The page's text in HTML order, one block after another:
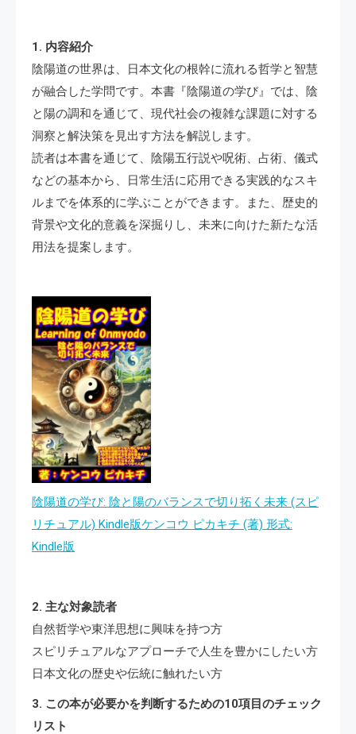
1. 内容紹介
陰陽道の世界は、日本文化の根幹に流れる哲学と智慧
が融合した学問です。本書『陰陽道の学び』では、陰
と陽の調和を通じて、現代社会の複雑な課題に対する
洞察と解決策を見出す方法を解説します。
読者は本書を通じて、陰陽五行説や呪術、占術、儀式
などの基本から、日常生活に応用できる実践的なスキ
ルまでを体系的に学ぶことができます。また、歴史的
背景や文化的意義を深掘りし、未来に向けた新たな活
用法を提案します。
陰陽道の学び: 陰と陽のバランスで切り拓く未来 (スピ
リチュアル) Kindle版ケンコウ ピカキチ (著) 形式:
Kindle版
2. 主な対象読者
自然哲学や東洋思想に興味を持つ方
スピリチュアルなアプローチで人生を豊かにしたい方
日本文化の歴史や伝統に触れたい方
3. この本が必要かを判断するための10項目のチェック
リスト